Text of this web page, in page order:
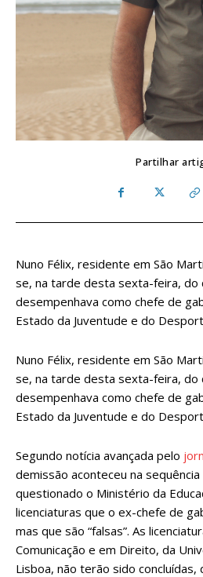
Partilhar
Nuno Félix, residente em São
se, na tarde desta sexta-feira, do
desempenhava como chefe de
Estado da Juventude e do
Nuno Félix, residente em São
se, na tarde desta sexta-feira, do
desempenhava como chefe de
Estado da Juventude e do
Segundo notícia avançada pelo
demissão aconteceu na
questionado o Ministério da
licenciaturas que o ex-chefe de
mas que são “falsas”. As
Comunicação e em Direito, da
Lisboa, não terão sido concluídas,